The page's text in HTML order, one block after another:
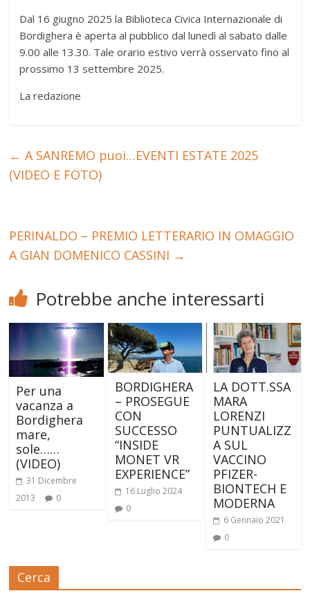
Dal 16 giugno 2025 la Biblioteca Civica Internazionale di
Bordighera è aperta al pubblico dal lunedì al sabato dalle
9.00 alle 13.30. Tale orario estivo verrà osservato fino al
prossimo 13 settembre 2025.
La redazione
← A SANREMO puoi…EVENTI ESTATE 2025
(VIDEO E FOTO)
PERINALDO – PREMIO LETTERARIO IN OMAGGIO
A GIAN DOMENICO CASSINI →
Potrebbe anche interessarti
Per una
vacanza a
Bordighera
mare,
sole……
(VIDEO)
31 Dicembre
2013
0
BORDIGHERA
– PROSEGUE
CON
SUCCESSO
“INSIDE
MONET VR
EXPERIENCE”
16 Luglio 2024
0
LA DOTT.SSA
MARA
LORENZI
PUNTUALIZZ
A SUL
VACCINO
PFIZER-
BIONTECH E
MODERNA
6 Gennaio 2021
0
Cerca